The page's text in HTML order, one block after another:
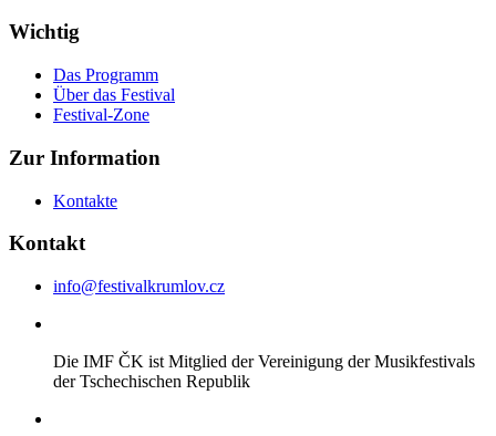
Wichtig
Das Programm
Über das Festival
Festival-Zone
Zur Information
Kontakte
Kontakt
info@festivalkrumlov.cz
Die IMF ČK ist Mitglied der Vereinigung der Musikfestivals
der Tschechischen Republik